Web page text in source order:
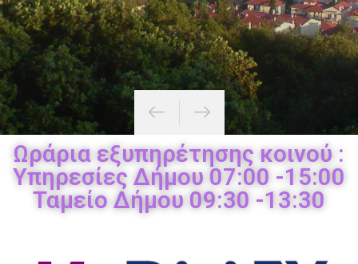
Ωράρια εξυπηρέτησης κοινού :
Υπηρεσίες Δήμου 07:00 -15:00
Ταμείο Δήμου 09:30 -13:30